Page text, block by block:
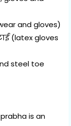
and gloves)
(latex gloves
steel toe
is an